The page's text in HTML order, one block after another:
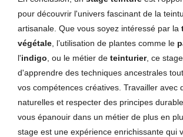
pour découvrir l'univers fascinant de la
artisanale. Que vous soyez intéressé par la
végétale , l’utilisation de plantes comme le
l'indigo , ou le métier de teinturier, ce
d'apprendre des techniques ancestrales
vos compétences créatives. Travailler avec
naturelles et respecter des principes
vous épanouir dans un métier de plus en
stage est une expérience enrichissante qui